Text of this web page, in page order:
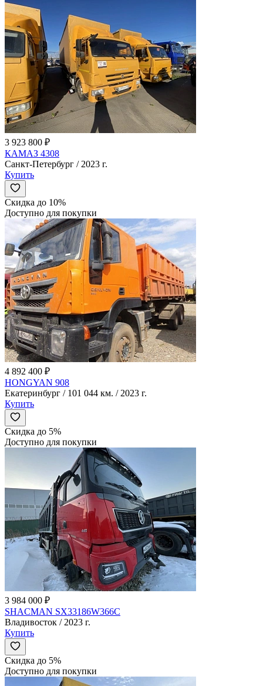
3 923 800 ₽
КАМАЗ 4308
Санкт-Петербург / 2023 г.
Купить
Скидка до 10%
Доступно для покупки
4 892 400 ₽
HONGYAN 908
Екатеринбург / 101 044 км. / 2023 г.
Купить
Скидка до 5%
Доступно для покупки
3 984 000 ₽
SHACMAN SX33186W366C
Владивосток / 2023 г.
Купить
Скидка до 5%
Доступно для покупки